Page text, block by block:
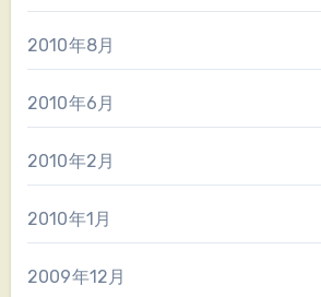
2010年8月
2010年6月
2010年2月
2010年1月
2009年12月